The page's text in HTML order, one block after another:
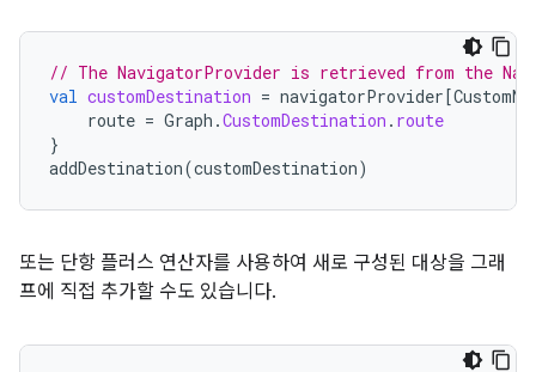
// The NavigatorProvider is retrieved from the
val customDestination = navigatorProvider[
route = Graph .CustomDestination . route
}
addDestination(customDestination)
또는 단항 플러스 연산자를 사용하여 새로 구성된 대상을 그래
프에 직접 추가할 수도 있습니다.